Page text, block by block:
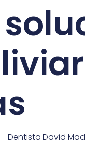
Dentista David